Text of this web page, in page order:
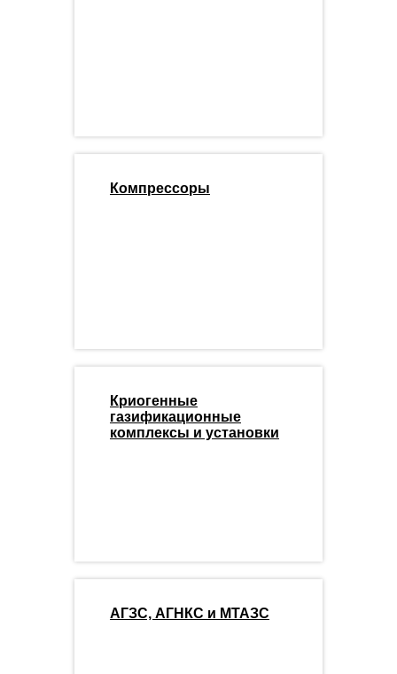
Компрессоры
Криогенные
газификационные
комплексы и установки
АГЗС, АГНКС и МТАЗС